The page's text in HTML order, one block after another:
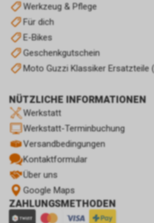
Werkzeug & Pflege
Für dich
E-Bikes
Geschenkgutschein
Moto Guzzi Klassiker Ersatzteile
NÜTZLICHE INFORMATIONEN
Werkstatt
Werkstatt-Terminbuchung
Versandbedingungen
Kontaktformular
Über uns
Google Maps
ZAHLUNGSMETHODEN